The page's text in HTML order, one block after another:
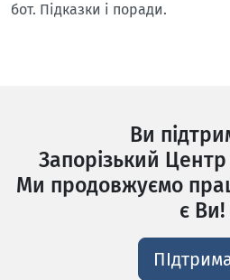
бот. Підказки і поради.
Ви
Запорізький Центр
Ми продовжуємо
є Ви!